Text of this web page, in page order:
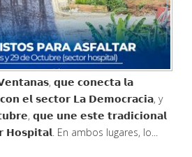
𝗩𝗲𝗻𝘁𝗮𝗻𝗮𝘀, 𝗾𝘂𝗲 𝗰𝗼𝗻𝗲𝗰𝘁𝗮 𝗹𝗮
𝗲𝗹 𝘀𝗲𝗰𝘁𝗼𝗿 𝗟𝗮 𝗗𝗲𝗺𝗼𝗰𝗿𝗮𝗰𝗶𝗮, y
𝗾𝘂𝗲 𝘂𝗻𝗲 𝗲𝘀𝘁𝗲 𝘁𝗿𝗮𝗱𝗶𝗰𝗶𝗼𝗻𝗮𝗹
En ambos lugares, lo...